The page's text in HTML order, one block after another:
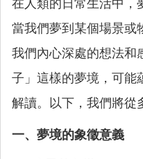
在人類的日常生活中，
當我們夢到某個場景或
我們內心深處的想法和
子」這樣的夢境，可能
解讀。以下，我們將從
一、夢境的象徵意義